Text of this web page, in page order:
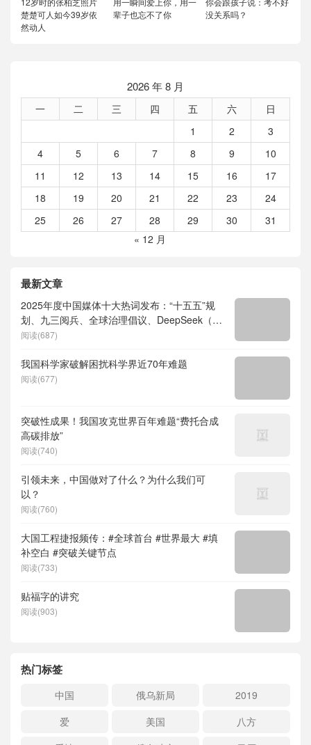
楚楚可人如今39岁依
然动人
辈子也忘不了你
没关系吗？
2026 年 8 月
一 二 三 四 五 六
日
1
2
3
4
5 6 7 8 9
10
11
12 13 14 15 16
17
18
19 20 21 22 23
24
25
26 27 28 29 30
31
« 12 月
最新文章
2025年度中国媒体十大热词发布：“十五五”规
划、九三阅兵、全球治理倡议、DeepSeek（深
度求索）、人形机器人、苏超、票根经济、育
阅读(687)
我国科学家破解困扰科学界近70年难题
阅读(677)
突破性成果！我国攻克世界百年难题“费托合成
高碳排放”
阅读(740)
引领未来，中国做对了什么？为什么我们可
以？
阅读(760)
大国工程捷报频传：#全球首台 #世界最大 #填
补空白 #突破关键节点
阅读(733)
贴福字的讲究
阅读(903)
热门标签
中国 俄乌新局
2019
爱
美国
八方